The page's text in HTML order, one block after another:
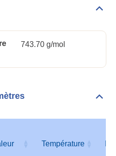
743.70 g/mol
Température